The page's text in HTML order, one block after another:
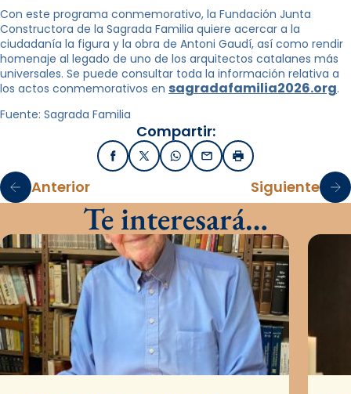
Con este programa conmemorativo, la Fundación Junta
Constructora de la Sagrada Familia quiere acercar a la
ciudadanía la figura y la obra de Antoni Gaudí, así como rendir
homenaje al legado de uno de los arquitectos catalanes más
universales. Se puede consultar toda la información relativa a
los actos conmemorativos en sagradafamilia2026.org.
Fuente: Sagrada Familia
Compartir:
FacebookX / TwitterWhatsApp
EmailImprimir
Anterior Siguiente
Te interesará…